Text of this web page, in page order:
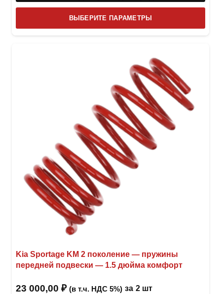
ВЫБЕРИТЕ ПАРАМЕТРЫ
товар
Kia Sportage KM 2 поколение — пружины
передней подвески — 1.5 дюйма комфорт
23 000,00 ₽ (в т.ч. НДС 5%) за 2 шт